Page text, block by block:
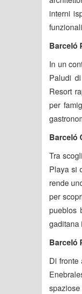
interni
Barceló
In un
Paludi
Resort
per
Barceló
Tra
Playa si
rende
per
pueblos
gaditana
Barceló
Di
spaziose